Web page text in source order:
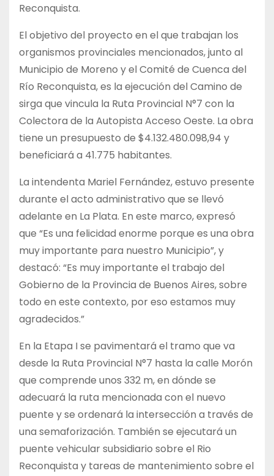
Reconquista.
El objetivo del proyecto en el que trabajan los
organismos provinciales mencionados, junto al
Municipio de Moreno y el Comité de Cuenca del
Río Reconquista, es la ejecución del Camino de
sirga que vincula la Ruta Provincial N°7 con la
Colectora de la Autopista Acceso Oeste. La obra
tiene un presupuesto de $4.132.480.098,94 y
beneficiará a 41.775 habitantes.
La intendenta Mariel Fernández, estuvo presente
durante el acto administrativo que se llevó
adelante en La Plata. En este marco, expresó
que “Es una felicidad enorme porque es una obra
muy importante para nuestro Municipio”, y
destacó: “Es muy importante el trabajo del
Gobierno de la Provincia de Buenos Aires, sobre
todo en este contexto, por eso estamos muy
agradecidos.”
En la Etapa I se pavimentará el tramo que va
desde la Ruta Provincial N°7 hasta la calle Morón
que comprende unos 332 m, en dónde se
adecuará la ruta mencionada con el nuevo
puente y se ordenará la intersección a través de
una semaforización. También se ejecutará un
puente vehicular subsidiario sobre el Rio
Reconquista y tareas de mantenimiento sobre el